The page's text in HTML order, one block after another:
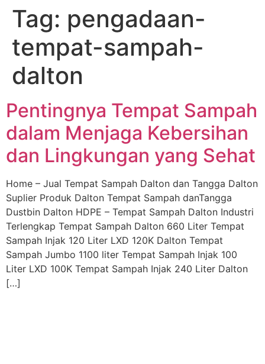
Skip
content
Tag: pengadaan-
tempat-sampah-
dalton
Pentingnya Tempat Sampah
dalam Menjaga Kebersihan
dan Lingkungan yang Sehat
Home – Jual Tempat Sampah Dalton dan Tangga Dalton
Suplier Produk Dalton Tempat Sampah danTangga
Dustbin Dalton HDPE – Tempat Sampah Dalton Industri
Terlengkap Tempat Sampah Dalton 660 Liter Tempat
Sampah Injak 120 Liter LXD 120K Dalton Tempat
Sampah Jumbo 1100 liter Tempat Sampah Injak 100
Liter LXD 100K Tempat Sampah Injak 240 Liter Dalton
[…]